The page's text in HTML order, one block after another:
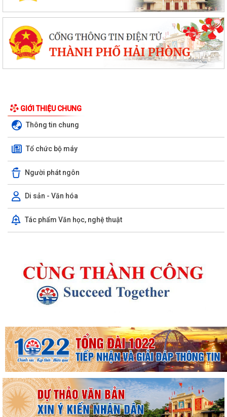
GIỚI THIỆU CHUNG
Thông tin chung
Tổ chức bộ máy
Người phát ngôn
Di sản - Văn hóa
Tác phẩm Văn học, nghệ thuật